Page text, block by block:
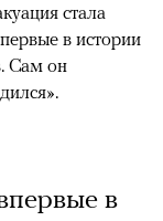
стала
в истории
Сам он
в